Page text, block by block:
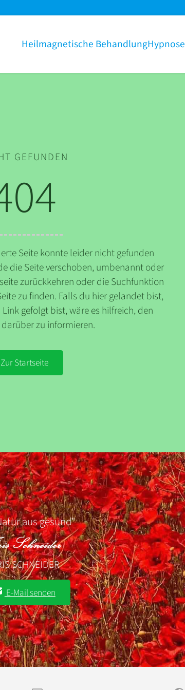
Heilmagnetische BehandlungHypnose
GEFUNDEN
Seite konnte leider nicht gefunden
die Seite verschoben, umbenannt oder
zurückkehren oder die Suchfunktion
zu finden. Falls du hier gelandet bist,
gefolgt bist, wäre es hilfreich, den
zu informieren.
Zur Startseite
aus gesund"
SCHNEIDER
E-Mail senden